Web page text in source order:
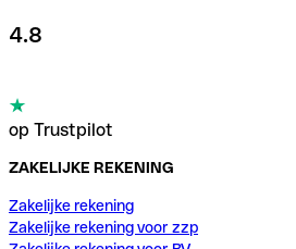
4.8
op Trustpilot
ZAKELIJKE REKENING
Zakelijke rekening
Zakelijke rekening voor zzp